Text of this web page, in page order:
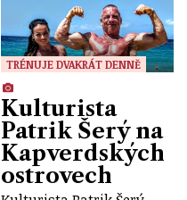
TRÉNUJE DVAKRÁT DENNĚ
Kulturista
Patrik Šerý na
Kapverdských
ostrovech